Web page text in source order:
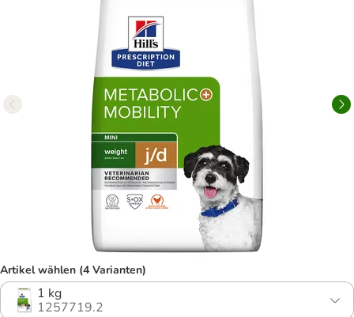
Artikel wählen (4 Varianten)
1 kg
1257719.2